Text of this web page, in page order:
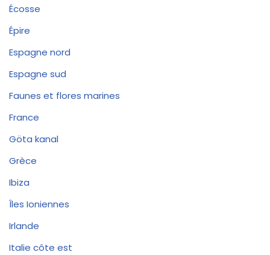
Écosse
Épire
Espagne nord
Espagne sud
Faunes et flores marines
France
Göta kanal
Grèce
Ibiza
Îles Ioniennes
Irlande
Italie côte est